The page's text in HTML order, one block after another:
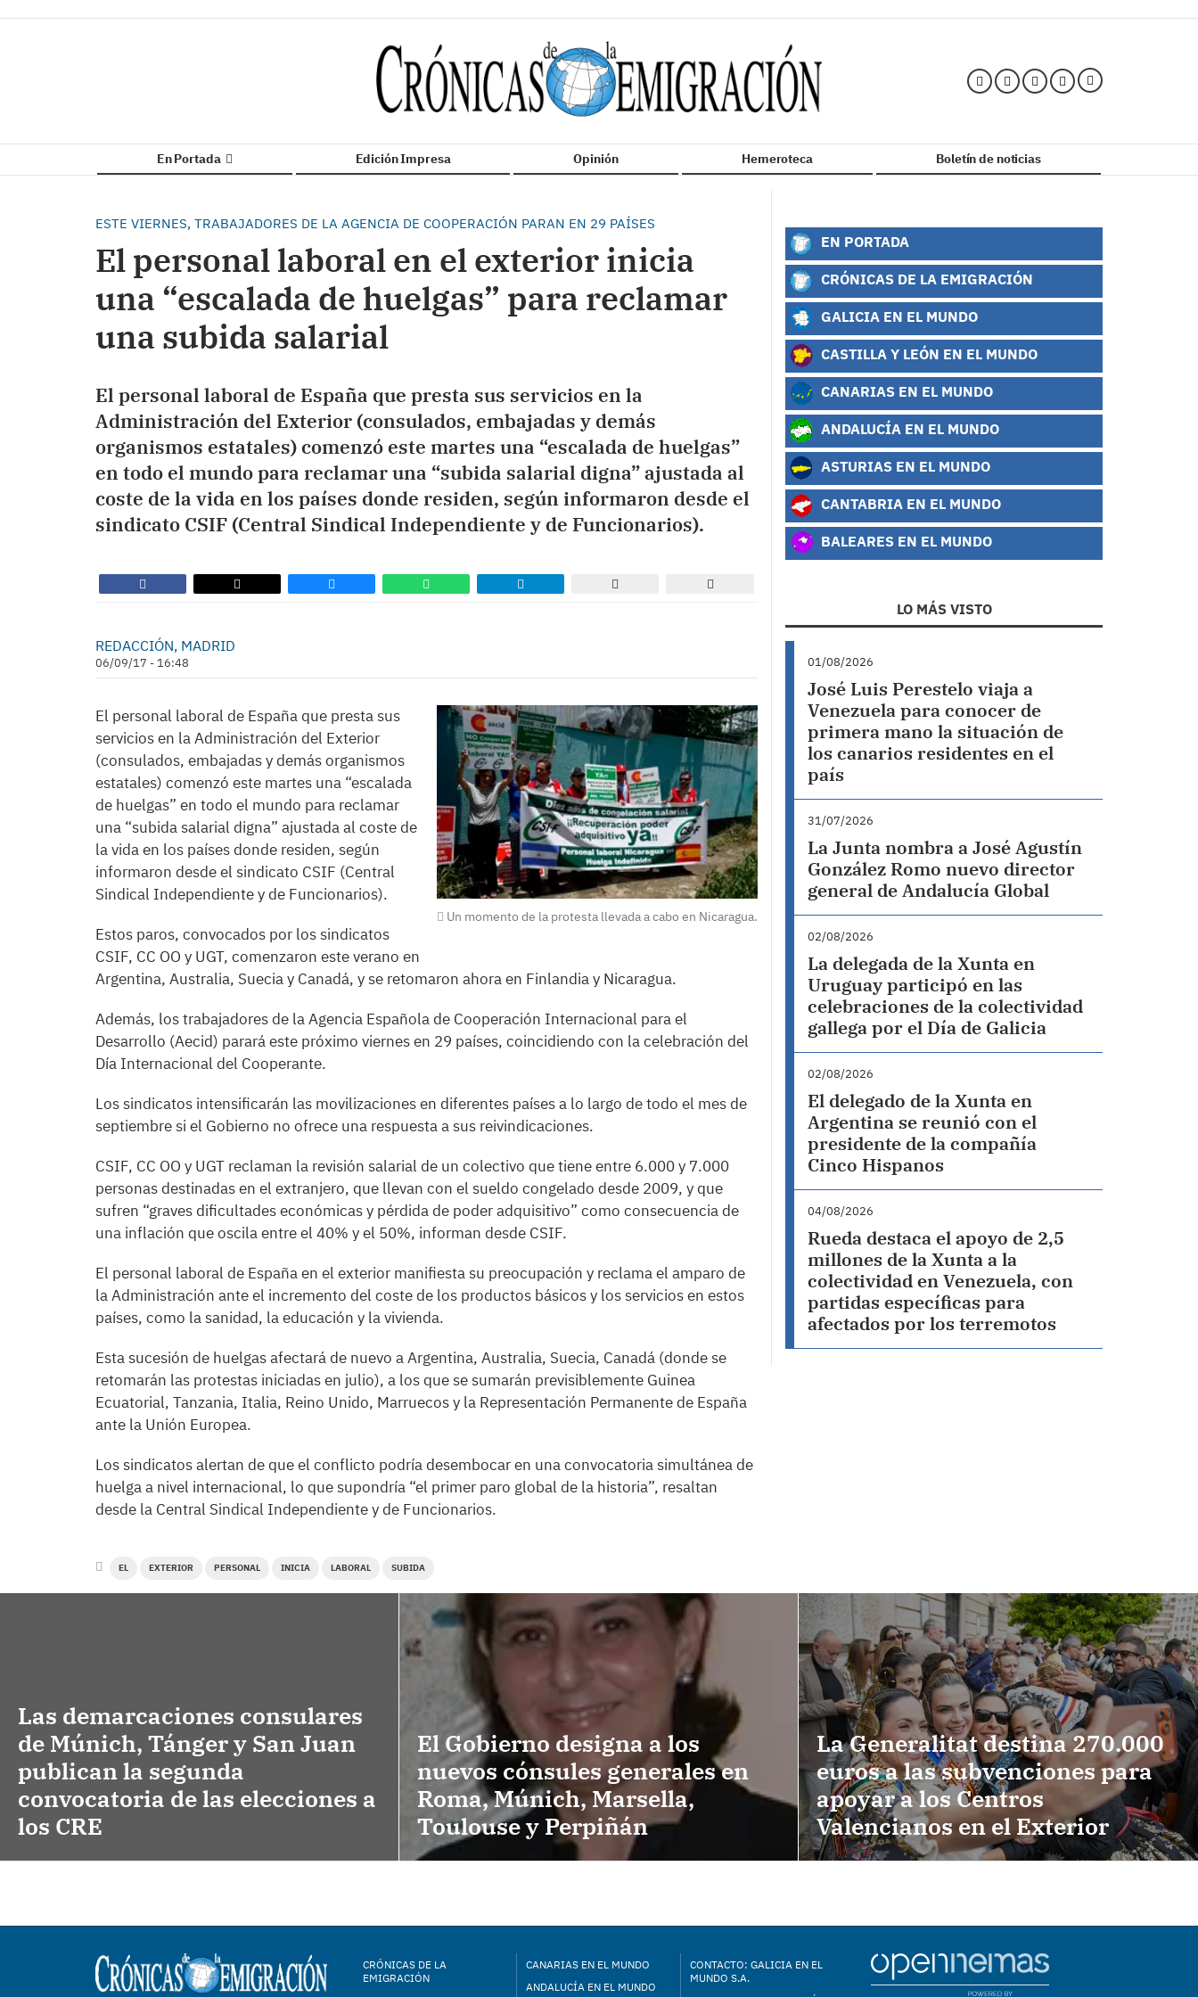
En Portada Edición Impresa Opinión Hemeroteca Boletín de noticias
ESTE VIERNES, TRABAJADORES DE LA AGENCIA DE COOPERACIÓN PARAN EN 29 PAÍSES
El personal laboral en el exterior inicia
una “escalada de huelgas” para reclamar
una subida salarial
El personal laboral de España que presta sus servicios en la
Administración del Exterior (consulados, embajadas y demás
organismos estatales) comenzó este martes una “escalada de huelgas”
en todo el mundo para reclamar una “subida salarial digna” ajustada al
coste de la vida en los países donde residen, según informaron desde el
sindicato CSIF (Central Sindical Independiente y de Funcionarios).
REDACCIÓN, MADRID
06/09/17 - 16:48
Un momento de la protesta llevada a cabo en Nicaragua.
El personal laboral de España que presta sus
servicios en la Administración del Exterior
(consulados, embajadas y demás organismos
estatales) comenzó este martes una “escalada
de huelgas” en todo el mundo para reclamar
una “subida salarial digna” ajustada al coste de
la vida en los países donde residen, según
informaron desde el sindicato CSIF (Central
Sindical Independiente y de Funcionarios).
Estos paros, convocados por los sindicatos
CSIF, CC OO y UGT, comenzaron este verano en
Argentina, Australia, Suecia y Canadá, y se retomaron ahora en Finlandia y Nicaragua.
Además, los trabajadores de la Agencia Española de Cooperación Internacional para el
Desarrollo (Aecid) parará este próximo viernes en 29 países, coincidiendo con la celebración del
Día Internacional del Cooperante.
Los sindicatos intensificarán las movilizaciones en diferentes países a lo largo de todo el mes de
septiembre si el Gobierno no ofrece una respuesta a sus reivindicaciones.
CSIF, CC OO y UGT reclaman la revisión salarial de un colectivo que tiene entre 6.000 y 7.000
personas destinadas en el extranjero, que llevan con el sueldo congelado desde 2009, y que
sufren “graves dificultades económicas y pérdida de poder adquisitivo” como consecuencia de
una inflación que oscila entre el 40% y el 50%, informan desde CSIF.
El personal laboral de España en el exterior manifiesta su preocupación y reclama el amparo de
la Administración ante el incremento del coste de los productos básicos y los servicios en estos
países, como la sanidad, la educación y la vivienda.
Esta sucesión de huelgas afectará de nuevo a Argentina, Australia, Suecia, Canadá (donde se
retomarán las protestas iniciadas en julio), a los que se sumarán previsiblemente Guinea
Ecuatorial, Tanzania, Italia, Reino Unido, Marruecos y la Representación Permanente de España
ante la Unión Europea.
Los sindicatos alertan de que el conflicto podría desembocar en una convocatoria simultánea de
huelga a nivel internacional, lo que supondría “el primer paro global de la historia”, resaltan
desde la Central Sindical Independiente y de Funcionarios.
EL EXTERIOR PERSONAL INICIA LABORAL SUBIDA
EN PORTADA
CRÓNICAS DE LA EMIGRACIÓN
GALICIA EN EL MUNDO
CASTILLA Y LEÓN EN EL MUNDO
CANARIAS EN EL MUNDO
ANDALUCÍA EN EL MUNDO
ASTURIAS EN EL MUNDO
CANTABRIA EN EL MUNDO
BALEARES EN EL MUNDO
LO MÁS VISTO
01/08/2026
José Luis Perestelo viaja a
Venezuela para conocer de
primera mano la situación de
los canarios residentes en el
país
31/07/2026
La Junta nombra a José Agustín
González Romo nuevo director
general de Andalucía Global
02/08/2026
La delegada de la Xunta en
Uruguay participó en las
celebraciones de la colectividad
gallega por el Día de Galicia
02/08/2026
El delegado de la Xunta en
Argentina se reunió con el
presidente de la compañía
Cinco Hispanos
04/08/2026
Rueda destaca el apoyo de 2,5
millones de la Xunta a la
colectividad en Venezuela, con
partidas específicas para
afectados por los terremotos
Las demarcaciones consulares
de Múnich, Tánger y San Juan
publican la segunda
convocatoria de las elecciones a
los CRE
El Gobierno designa a los
nuevos cónsules generales en
Roma, Múnich, Marsella,
Toulouse y Perpiñán
La Generalitat destina 270.000
euros a las subvenciones para
apoyar a los Centros
Valencianos en el Exterior
CRÓNICAS DE LA
EMIGRACIÓN
CANARIAS EN EL MUNDO
ANDALUCÍA EN EL MUNDO
CONTACTO: GALICIA EN EL
MUNDO S.A.